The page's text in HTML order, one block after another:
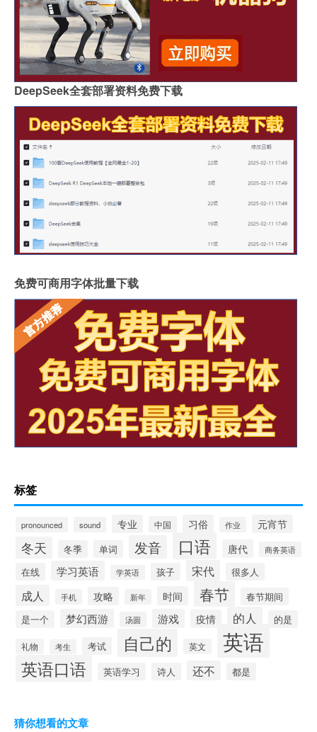
DeepSeek全套部署资料免费下载
免费可商用字体批量下载
标签
pronounced sound 专业 中国 习俗 作业 元宵节
冬天 冬季 单词 发音 口语 唐代 商务英语
在线 学习英语 学英语 孩子 宋代 很多人
成人 手机 攻略 新年 时间 春节
春节期间
是一个
梦幻西游 汤圆 游戏 疫情 的人 的是
礼物 考生 考试 自己的 英文 英语
英语口语 英语学习 诗人 还不 都是
猜你想看的文章